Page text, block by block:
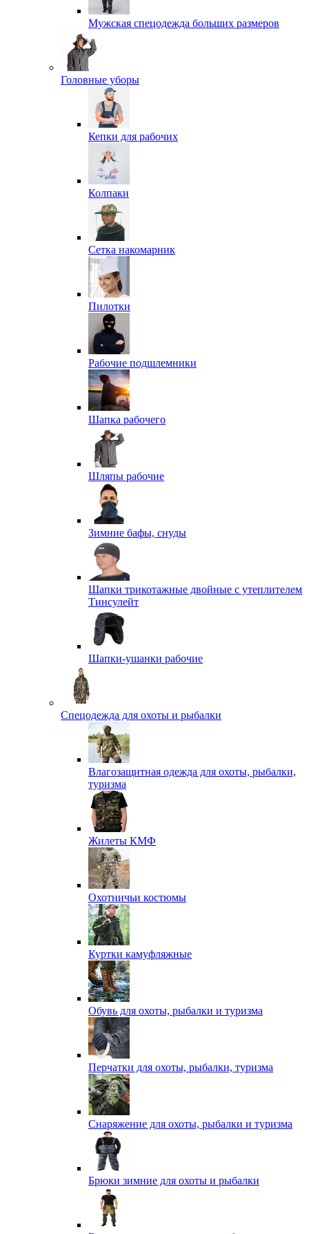
Мужская спецодежда больших размеров
Головные уборы
Кепки для рабочих
Колпаки
Сетка накомарник
Пилотки
Рабочие подшлемники
Шапка рабочего
Шляпы рабочие
Зимние бафы, снуды
Шапки трикотажные двойные с утеплителем
Тинсулейт
Шапки-ушанки рабочие
Спецодежда для охоты и рыбалки
Влагозащитная одежда для охоты, рыбалки,
туризма
Жилеты КМФ
Охотничьи костюмы
Куртки камуфляжные
Обувь для охоты, рыбалки и туризма
Перчатки для охоты, рыбалки, туризма
Снаряжение для охоты, рыбалки и туризма
Брюки зимние для охоты и рыбалки